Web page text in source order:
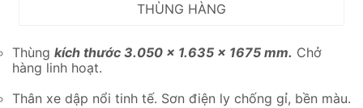
THÙNG HÀNG
Thùng kích thước 3.050 x 1.635 x 1675 mm. Chở
hàng linh hoạt.
Thân xe dập nổi tinh tế. Sơn điện ly chống gỉ, bền màu.